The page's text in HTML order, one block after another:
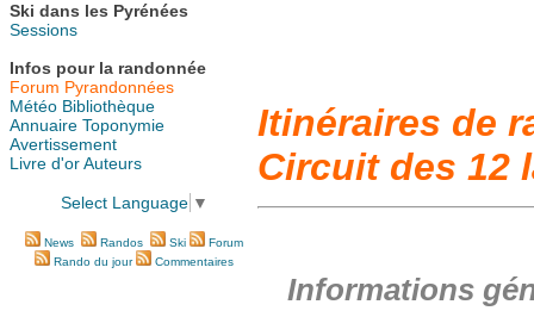
Ski dans les Pyrénées
Sessions
Infos pour la randonnée
Forum Pyrandonnées
Météo Bibliothèque
Annuaire Toponymie
Avertissement
Livre d'orAuteurs
Select Language ▼
News Randos Ski
Forum
Rando du jour
Commentaires
Itinéraires de
Circuit des 12
Informations